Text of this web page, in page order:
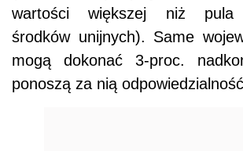
wartości większej niż pula
środków unijnych). Same
mogą dokonać 3-proc.
ponoszą za nią